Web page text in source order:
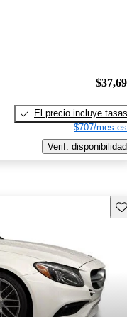
El precio incluye tasas
$707/mes
Verif. disponibilidad